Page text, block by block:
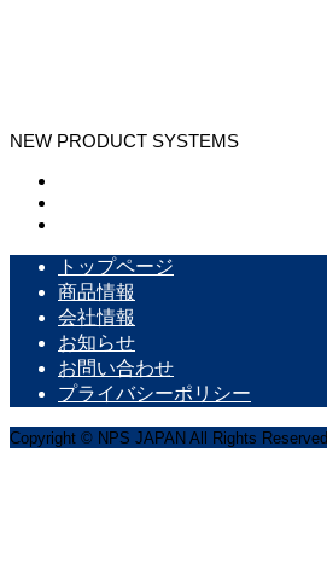
NEW PRODUCT SYSTEMS
トップページ
商品情報
会社情報
お知らせ
お問い合わせ
プライバシーポリシー
Copyright © NPS JAPAN All Rights Reserved.